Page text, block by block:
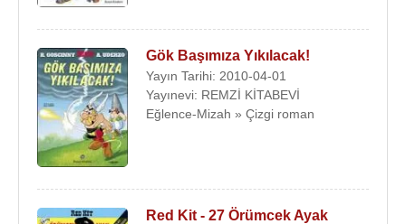
Gök Başımıza Yıkılacak!
Yayın Tarihi: 2010-04-01
Yayınevi: REMZİ KİTABEVİ
Eğlence-Mizah » Çizgi roman
Red Kit - 27 Örümcek Ayak